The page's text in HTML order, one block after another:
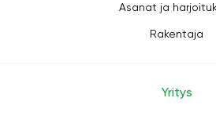
Asanat ja
Rakentaja
Yritys